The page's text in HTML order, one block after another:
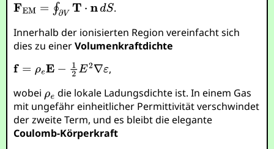
.
Innerhalb der ionisierten Region vereinfacht sich
dies zu einerVolumenkraftdichte
,
wobei
die lokale Ladungsdichte ist. In einem Gas
mit ungefähr einheitlicher Permittivität verschwindet
der zweite Term, und es bleibt die elegante
Coulomb-Körperkraft